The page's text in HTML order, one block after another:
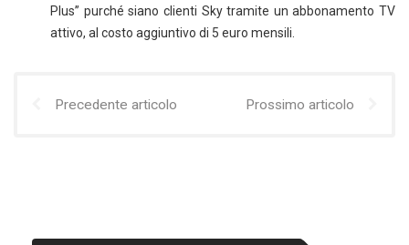
Plus” purché siano clienti Sky tramite un abbonamento TV
attivo, al costo aggiuntivo di 5 euro mensili.
Precedente articolo Prossimo articolo